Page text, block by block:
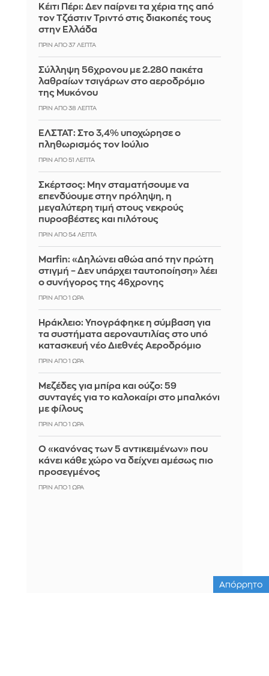
Κέιτι Πέρι: Δεν παίρνει τα χέρια της από
τον Τζάστιν Τριντό στις διακοπές τους
στην Ελλάδα
ΠΡΙΝ ΑΠΌ 37 ΛΕΠΤΆ
Σύλληψη 56χρονου με 2.280 πακέτα
λαθραίων τσιγάρων στο αεροδρόμιο
της Μυκόνου
ΠΡΙΝ ΑΠΌ 38 ΛΕΠΤΆ
ΕΛΣΤΑΤ: Στο 3,4% υποχώρησε ο
πληθωρισμός τον Ιούλιο
ΠΡΙΝ ΑΠΌ 51 ΛΕΠΤΆ
Σκέρτσος: Μην σταματήσουμε να
επενδύουμε στην πρόληψη, η
μεγαλύτερη τιμή στους νεκρούς
πυροσβέστες και πιλότους
ΠΡΙΝ ΑΠΌ 54 ΛΕΠΤΆ
Marfin: «Δηλώνει αθώα από την πρώτη
στιγμή – Δεν υπάρχει ταυτοποίηση» λέει
ο συνήγορος της 46χρονης
ΠΡΙΝ ΑΠΌ 1 ΏΡΑ
Ηράκλειο: Υπογράφηκε η σύμβαση για
τα συστήματα αεροναυτιλίας στο υπό
κατασκευή νέο Διεθνές Αεροδρόμιο
ΠΡΙΝ ΑΠΌ 1 ΏΡΑ
Μεζέδες για μπίρα και ούζο: 59
συνταγές για το καλοκαίρι στο μπαλκόνι
με φίλους
ΠΡΙΝ ΑΠΌ 1 ΏΡΑ
Ο «κανόνας των 5 αντικειμένων» που
κάνει κάθε χώρο να δείχνει αμέσως πιο
προσεγμένος
ΠΡΙΝ ΑΠΌ 1 ΏΡΑ
Απόρρητο